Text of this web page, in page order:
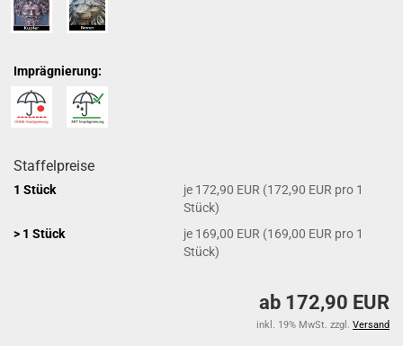
Imprägnierung:
Staffelpreise
1 Stück
je 172,90 EUR (172,90 EUR pro 1
Stück)
> 1 Stück
je 169,00 EUR (169,00 EUR pro 1
Stück)
ab 172,90 EUR
inkl. 19% MwSt. zzgl. Versand